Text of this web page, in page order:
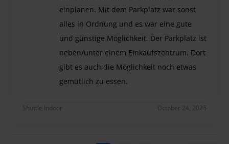
einplanen. Mit dem Parkplatz war sonst
alles in Ordnung und es war eine gute
und günstige Möglichkeit. Der Parkplatz ist
neben/unter einem Einkaufszentrum. Dort
gibt es auch die Möglichkeit noch etwas
gemütlich zu essen.
Shuttle Indoor October 24, 2025